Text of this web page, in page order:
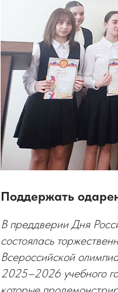
Поддержать
В преддверии Дня
состоялась
Всероссийской
2025–2026 учебного